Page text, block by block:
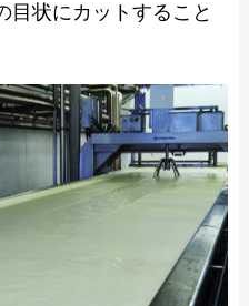
目状にカットすること